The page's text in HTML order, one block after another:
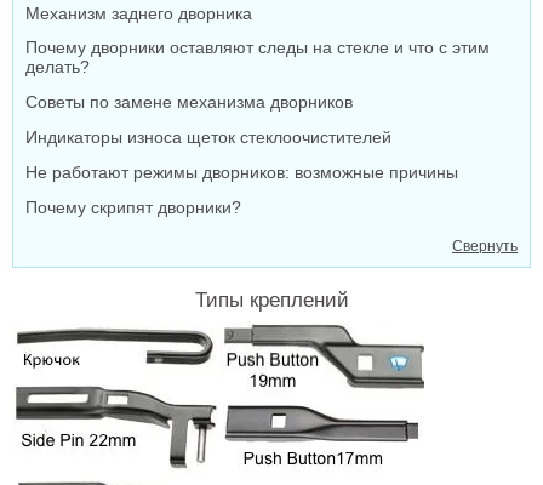
Механизм заднего дворника
Почему дворники оставляют следы на стекле и что с этим
делать?
Советы по замене механизма дворников
Индикаторы износа щеток стеклоочистителей
Не работают режимы дворников: возможные причины
Почему скрипят дворники?
Свернуть
Типы креплений